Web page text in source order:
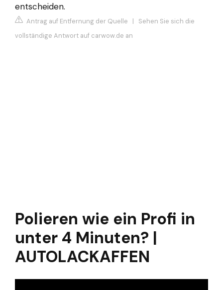
entscheiden.
Antrag auf Entfernung der Quelle | Sehen Sie sich die
vollständige Antwort auf carwow.de an
Polieren wie ein Profi in
unter 4 Minuten? |
AUTOLACKAFFEN